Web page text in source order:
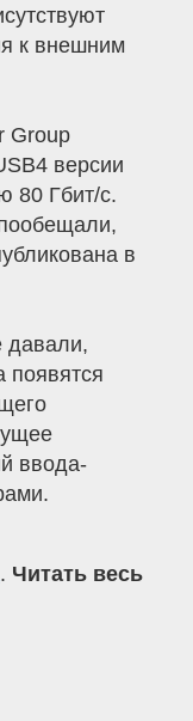
к внешним
Group
версии
80 Гбит/с.
в
давали,
появятся
ввода-
. Читать весь